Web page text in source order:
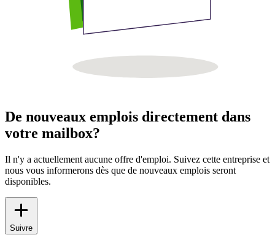
De nouveaux emplois directement dans
votre mailbox?
Il n'y a actuellement aucune offre d'emploi. Suivez cette entreprise et
nous vous informerons dès que de nouveaux emplois seront
disponibles.
Suivre